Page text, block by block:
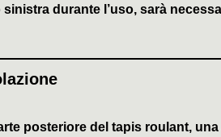
durante l’uso, sarà
posteriore del tapis roulant,